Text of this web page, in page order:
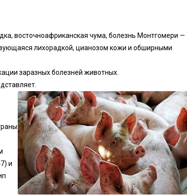
восточноафриканская чума, болезнь Монтгомери —
лихорадкой, цианозом кожи и обширными
заразных болезней животных.
и